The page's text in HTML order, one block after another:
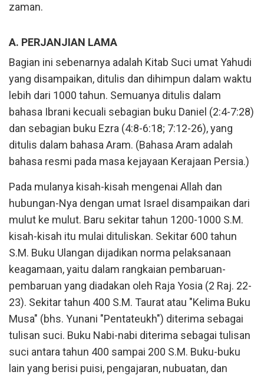
zaman.
A. PERJANJIAN LAMA
Bagian ini sebenarnya adalah Kitab Suci umat Yahudi
yang disampaikan, ditulis dan dihimpun dalam waktu
lebih dari 1000 tahun. Semuanya ditulis dalam
bahasa Ibrani kecuali sebagian buku Daniel (2:4-7:28)
dan sebagian buku Ezra (4:8-6:18; 7:12-26), yang
ditulis dalam bahasa Aram. (Bahasa Aram adalah
bahasa resmi pada masa kejayaan Kerajaan Persia.)
Pada mulanya kisah-kisah mengenai Allah dan
hubungan-Nya dengan umat Israel disampaikan dari
mulut ke mulut. Baru sekitar tahun 1200-1000 S.M.
kisah-kisah itu mulai dituliskan. Sekitar 600 tahun
S.M. Buku Ulangan dijadikan norma pelaksanaan
keagamaan, yaitu dalam rangkaian pembaruan-
pembaruan yang diadakan oleh Raja Yosia (2 Raj. 22-
23). Sekitar tahun 400 S.M. Taurat atau "Kelima Buku
Musa" (bhs. Yunani "Pentateukh") diterima sebagai
tulisan suci. Buku Nabi-nabi diterima sebagai tulisan
suci antara tahun 400 sampai 200 S.M. Buku-buku
lain yang berisi puisi, pengajaran, nubuatan, dan